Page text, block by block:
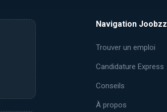
Navigation Joobzz
Trouver un emploi
Candidature Express
Conseils
À propos